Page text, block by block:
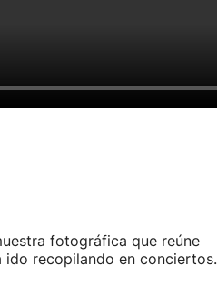
fotográfica que reúne
recopilando en conciertos.